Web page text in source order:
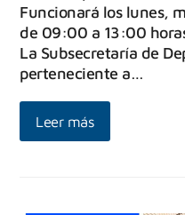
Funcionará los lunes,
de 09:00 a 13:00
La Subsecretaría de
perteneciente a…
Leer más